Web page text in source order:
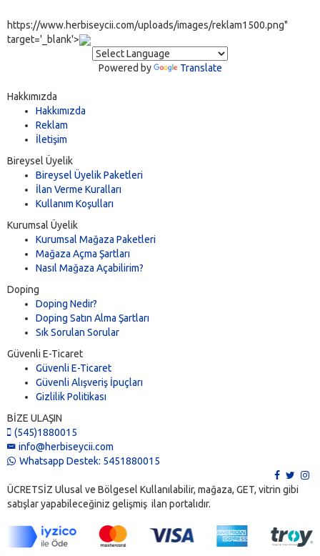
https://www.herbiseycii.com/uploads/images/reklam1500.png"
target='_blank'>
Powered by Translate
Hakkımızda
Hakkımızda
Reklam
İletişim
Bireysel Üyelik
Bireysel Üyelik Paketleri
İlan Verme Kuralları
Kullanım Koşulları
Kurumsal Üyelik
Kurumsal Mağaza Paketleri
Mağaza Açma Şartları
Nasıl Mağaza Açabilirim?
Doping
Doping Nedir?
Doping Satın Alma Şartları
Sık Sorulan Sorular
Güvenli E-Ticaret
Güvenli E-Ticaret
Güvenli Alışveriş İpuçları
Gizlilik Politikası
BİZE ULAŞIN
(545)1880015
info@herbiseycii.com
Whatsapp Destek: 5451880015
ÜCRETSİZ Ulusal ve Bölgesel Kullanılabilir, mağaza, GET, vitrin gibi
satışlar yapabileceğiniz gelişmiş ilan portalıdır.